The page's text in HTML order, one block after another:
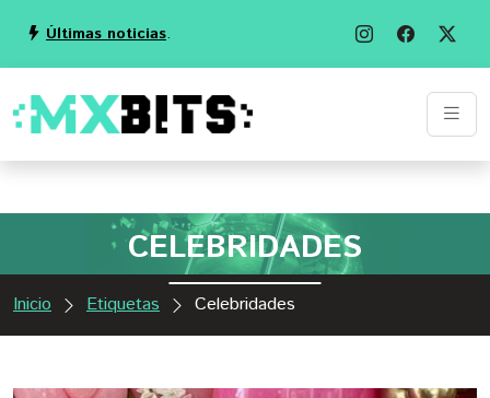
Últimas noticias.
CELEBRIDADES
Inicio Etiquetas Celebridades